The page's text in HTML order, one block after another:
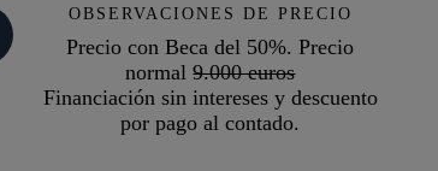
OBSERVACIONES DE PRECIO
Precio con Beca del 50%. Precio
normal9.000 euros
Financiación sin intereses y descuento
por pago al contado.